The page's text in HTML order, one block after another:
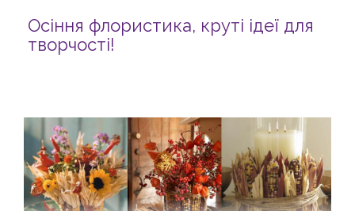
Осіння флористика, круті ідеї для
творчості!